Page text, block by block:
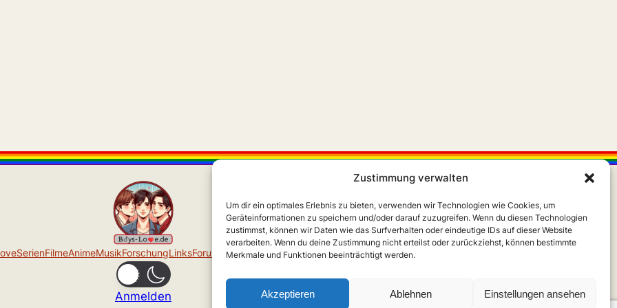
Zustimmung verwalten
Um dir ein optimales Erlebnis zu bieten, verwenden wir Technologien wie Cookies, um
Geräteinformationen zu speichern und/oder darauf zuzugreifen. Wenn du diesen Technologien
zustimmst, können wir Daten wie das Surfverhalten oder eindeutige IDs auf dieser Website
verarbeiten. Wenn du deine Zustimmung nicht erteilst oder zurückziehst, können bestimmte
Merkmale und Funktionen beeinträchtigt werden.
Akzeptieren Ablehnen Einstellungen ansehen
SerienFilmeAnimeMusikForschungLinksForum Über unsImpressumX Instagram
Anmelden